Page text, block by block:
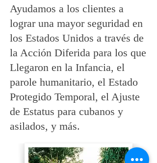
Ayudamos a los clientes a
lograr una mayor seguridad en
los Estados Unidos a través de
la Acción Diferida para los que
Llegaron en la Infancia, el
parole humanitario, el Estado
Protegido Temporal, el Ajuste
de Estatus para cubanos y
asilados, y más.